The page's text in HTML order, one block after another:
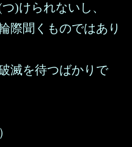
)けられないし、
際聞くものではあり
滅を待つばかりで